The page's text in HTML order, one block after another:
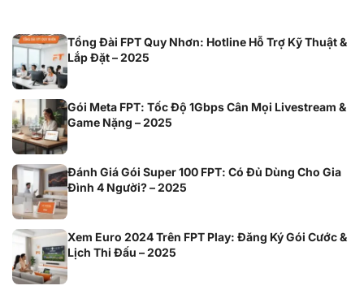
Tổng Đài FPT Quy Nhơn: Hotline Hỗ Trợ Kỹ Thuật &
Lắp Đặt – 2025
Gói Meta FPT: Tốc Độ 1Gbps Cân Mọi Livestream &
Game Nặng – 2025
Đánh Giá Gói Super 100 FPT: Có Đủ Dùng Cho Gia
Đình 4 Người? – 2025
Xem Euro 2024 Trên FPT Play: Đăng Ký Gói Cước &
Lịch Thi Đấu – 2025